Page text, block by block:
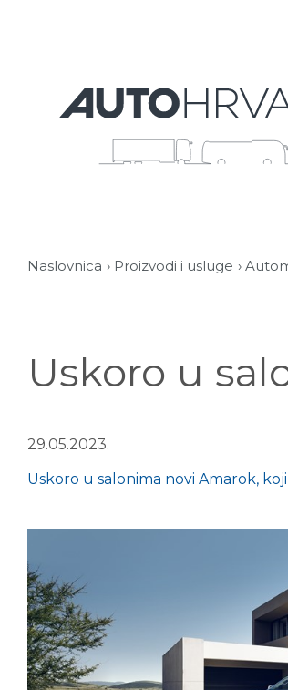
Naslovnica Proizvodi i usluge
Uskoro u
29.05.2023.
Uskoro u salonima novi Amarok,